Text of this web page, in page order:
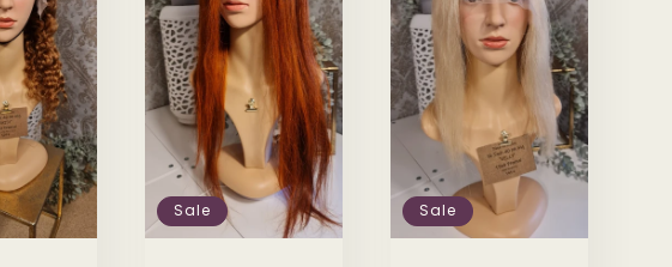
Sale Sale